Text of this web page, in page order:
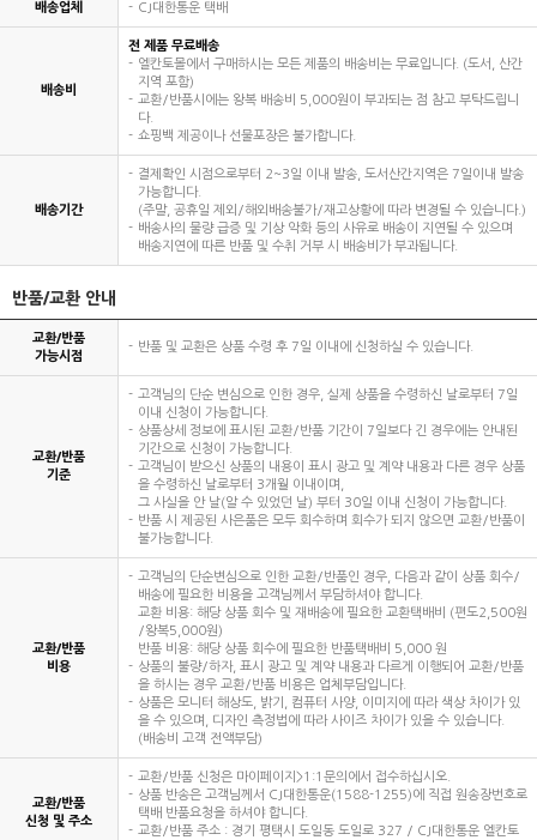
배송업체 CJ대한통운 택배
배송비
전 제품 무료배송
엘칸토몰에서 구매하시는 모든 제품의 배송비는 무료입니다. (도서, 산간
지역 포함)
교환/반품시에는 왕복 배송비 5,000원이 부과되는 점 참고 부탁드립니
다.
쇼핑백 제공이나 선물포장은 불가합니다.
배송기간
결제확인 시점으로부터 2~3일 이내 발송, 도서산간지역은 7일이내 발송
가능합니다.
(주말, 공휴일 제외/해외배송불가/재고상황에 따라 변경될 수 있습니다.)
배송사의 물량 급증 및 기상 악화 등의 사유로 배송이 지연될 수 있으며
배송지연에 따른 반품 및 수취 거부 시 배송비가 부과됩니다.
반품/교환 안내
교환/반품
가능시점
반품 및 교환은 상품 수령 후 7일 이내에 신청하실 수 있습니다.
교환/반품
기준
고객님의 단순 변심으로 인한 경우, 실제 상품을 수령하신 날로부터 7일
이내 신청이 가능합니다.
상품상세 정보에 표시된 교환/반품 기간이 7일보다 긴 경우에는 안내된
기간으로 신청이 가능합니다.
고객님이 받으신 상품의 내용이 표시 광고 및 계약 내용과 다른 경우 상품
을 수령하신 날로부터 3개월 이내이며,
그 사실을 안 날(알 수 있었던 날) 부터 30일 이내 신청이 가능합니다.
반품 시 제공된 사은품은 모두 회수하며 회수가 되지 않으면 교환/반품이
불가능합니다.
교환/반품
비용
고객님의 단순변심으로 인한 교환/반품인 경우, 다음과 같이 상품 회수/
배송에 필요한 비용을 고객님께서 부담하셔야 합니다.
교환 비용: 해당 상품 회수 및 재배송에 필요한 교환택배비 (편도2,500원
/왕복5,000원)
반품 비용: 해당 상품 회수에 필요한 반품택배비 5,000 원
상품의 불량/하자, 표시 광고 및 계약 내용과 다르게 이행되어 교환/반품
을 하시는 경우 교환/반품 비용은 업체부담입니다.
상품은 모니터 해상도, 밝기, 컴퓨터 사양, 이미지에 따라 색상 차이가 있
을 수 있으며, 디자인 측정법에 따라 사이즈 차이가 있을 수 있습니다.
(배송비 고객 전액부담)
교환/반품
신청 및 주소
교환/반품 신청은 마이페이지>1:1문의에서 접수하십시오.
상품 반송은 고객님께서 CJ대한통운(1588-1255)에 직접 원송장번호로
택배 반품요청을 하셔야 합니다.
교환/반품 주소 : 경기 평택시 도일동 도일로 327 / CJ대한통운 엘칸토